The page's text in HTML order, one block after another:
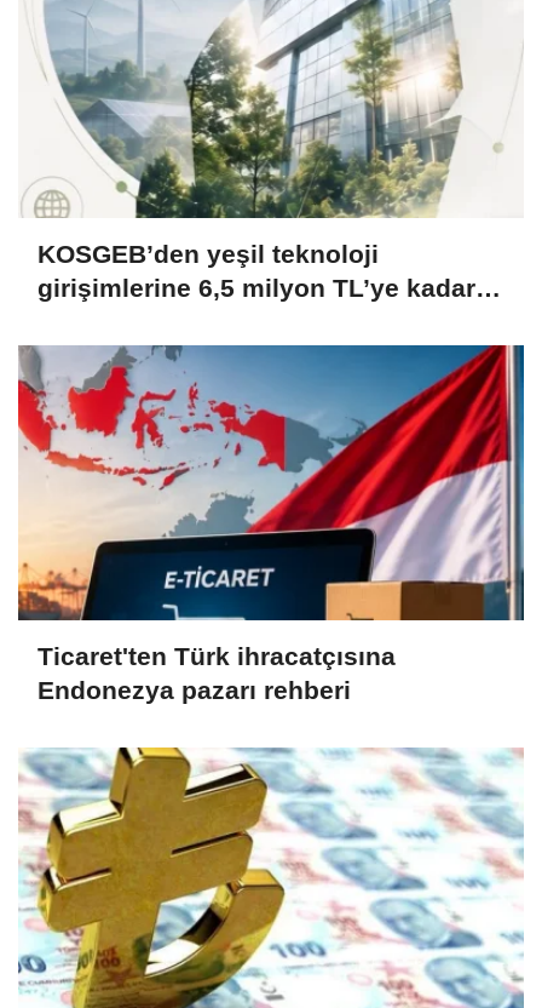
KOSGEB’den yeşil teknoloji
girişimlerine 6,5 milyon TL’ye kadar
Ticaret'ten Türk ihracatçısına
Endonezya pazarı rehberi